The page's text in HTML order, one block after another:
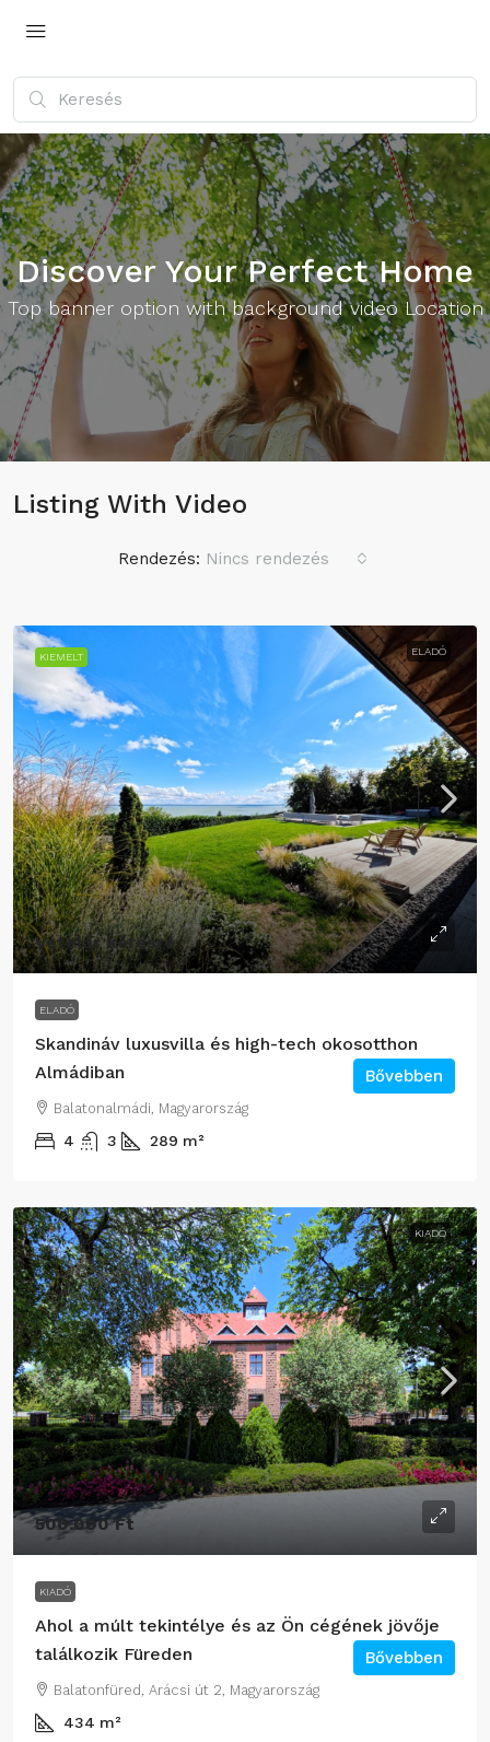
Discover Your Perfect Home
Top banner option with background video Location
Listing With Video
Rendezés: Nincs rendezés
KIEMELT ELADÓ
Vételár kérésre
ELADÓ
Skandináv luxusvilla és high-tech okosotthon
Almádiban
Balatonalmádi, Magyarország
4 3 289 m²
Bővebben
KIADÓ
500.000 Ft
KIADÓ
Ahol a múlt tekintélye és az Ön cégének jövője
találkozik Füreden
Balatonfüred, Arácsi út 2, Magyarország
434 m²
Bővebben